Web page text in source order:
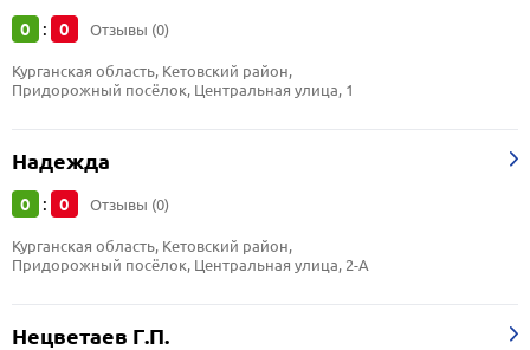
0 : 0 Отзывы (0)
Курганская область, Кетовский район,
Придорожный посёлок, Центральная улица, 1
Надежда
0 : 0 Отзывы (0)
Курганская область, Кетовский район,
Придорожный посёлок, Центральная улица, 2-А
Нецветаев Г.П.